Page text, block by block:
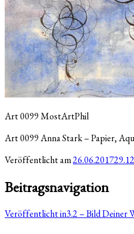
Art 0099 MostArtPhil
Art 0099 Anna Stark – Papier,
Veröffentlicht am26.06.2017
Beitragsnavigation
Veröffentlicht in3.2 – Bild Deiner